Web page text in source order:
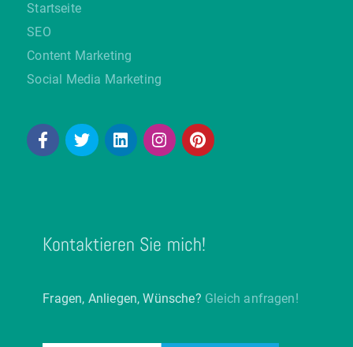
Startseite
SEO
Content Marketing
Social Media Marketing
Kontaktieren Sie mich!
Fragen, Anliegen, Wünsche? Gleich anfragen!